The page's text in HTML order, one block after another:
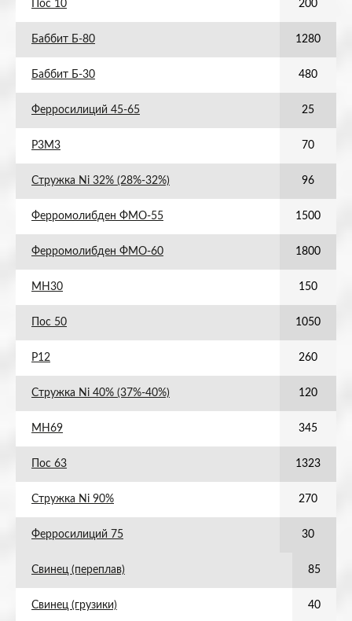
Пос 10 200
Баббит Б-80 1280
Баббит Б-30 480
Ферросилиций 45-65 25
Р3М3 70
Стружка Ni 32% (28%-32%) 96
Ферромолибден ФМО-55 1500
Ферромолибден ФМО-60 1800
МН30 150
Пос 50 1050
Р12 260
Стружка Ni 40% (37%-40%) 120
МН69 345
Пос 63 1323
Стружка Ni 90% 270
Ферросилиций 75 30
Свинец (переплав) 85
Свинец (грузики) 40